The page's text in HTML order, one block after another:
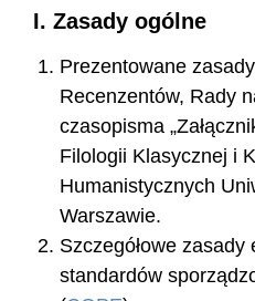
I. Zasady ogólne
Prezentowane
Recenzentów, Rady
czasopisma
Filologii Klasycznej i
Humanistycznych
Warszawie.
Szczegółowe
standardów